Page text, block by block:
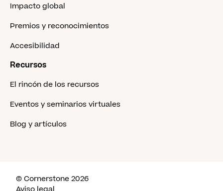
Impacto global
Premios y reconocimientos
Accesibilidad
Recursos
El rincón de los recursos
Eventos y seminarios virtuales
Blog y artículos
© Cornerstone 2026